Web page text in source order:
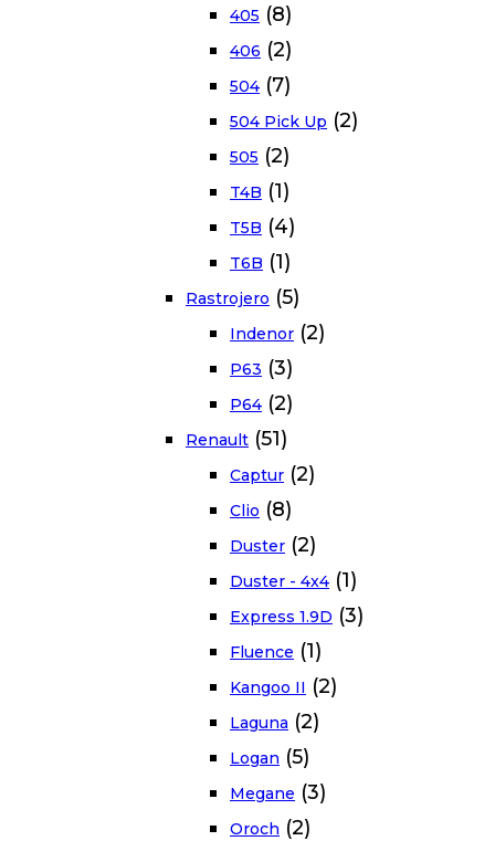
405 (8)
406 (2)
504 (7)
504 Pick Up (2)
505 (2)
T4B (1)
T5B (4)
T6B (1)
Rastrojero (5)
Indenor (2)
P63 (3)
P64 (2)
Renault (51)
Captur (2)
Clio (8)
Duster (2)
Duster - 4x4 (1)
Express 1.9D (3)
Fluence (1)
Kangoo II (2)
Laguna (2)
Logan (5)
Megane (3)
Oroch (2)